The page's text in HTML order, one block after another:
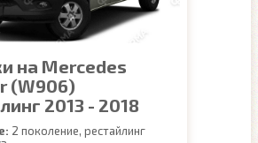
на Mercedes
(W906)
2013 - 2018
2 поколение, рестайлинг